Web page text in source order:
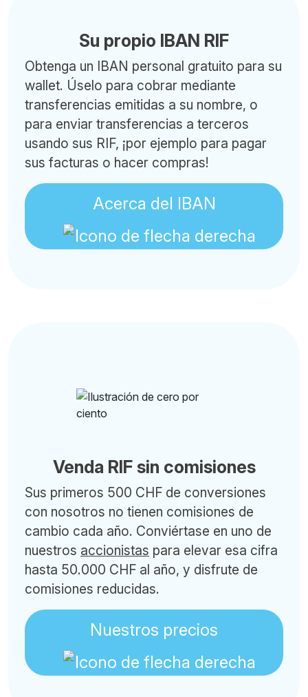
Su propio IBAN RIF
Obtenga un IBAN personal gratuito para su
wallet. Úselo para cobrar mediante
transferencias emitidas a su nombre, o
para enviar transferencias a terceros
usando sus RIF, ¡por ejemplo para pagar
sus facturas o hacer compras!
Acerca del IBAN
Venda RIF sin comisiones
Sus primeros 500 CHF de conversiones
con nosotros no tienen comisiones de
cambio cada año. Conviértase en uno de
nuestros accionistas para elevar esa cifra
hasta 50.000 CHF al año, y disfrute de
comisiones reducidas.
Nuestros precios